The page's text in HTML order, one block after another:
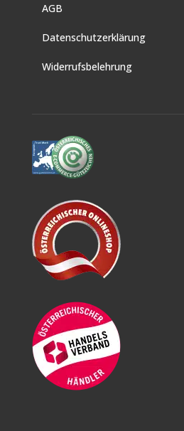
AGB
Datenschutzerklärung
Widerrufsbelehrung